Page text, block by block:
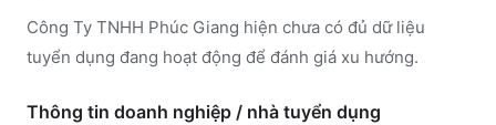
Công Ty TNHH Phúc Giang hiện chưa có đủ dữ liệu
tuyển dụng đang hoạt động để đánh giá xu hướng.
Thông tin doanh nghiệp / nhà tuyển dụng